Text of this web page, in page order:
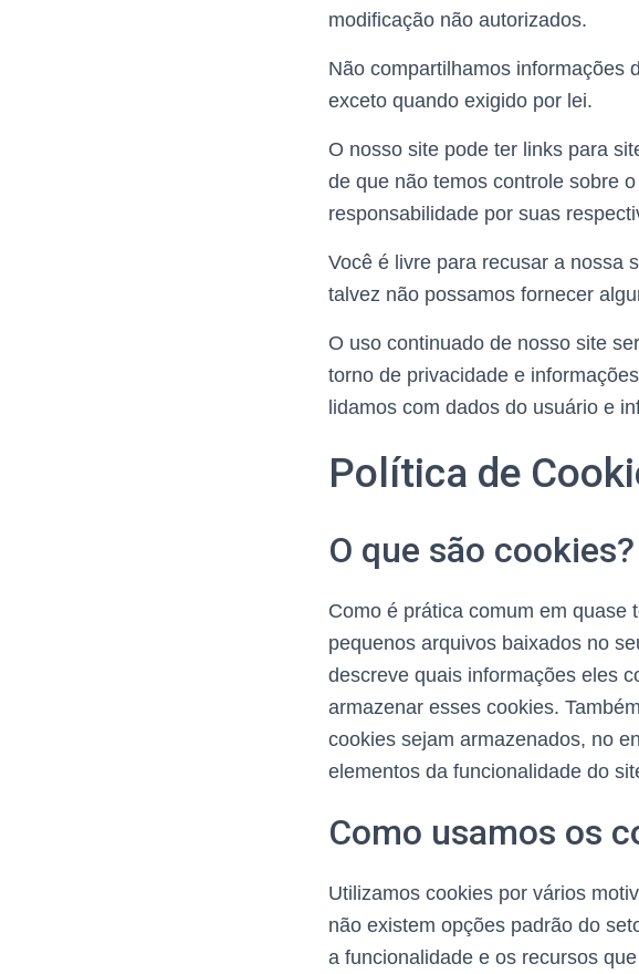
modificação não autorizados.
Não compartilhamos informações
exceto quando exigido por lei.
O nosso site pode ter links para
de que não temos controle sobre
responsabilidade por suas
Você é livre para recusar a nossa
talvez não possamos fornecer
O uso continuado de nosso site
torno de privacidade e
lidamos com dados do usuário e
Política de
O que são cookies?
Como é prática comum em quase
pequenos arquivos baixados no
descreve quais informações eles
armazenar esses cookies.
cookies sejam armazenados, no
elementos da funcionalidade do
Como usamos os
Utilizamos cookies por vários
não existem opções padrão do
a funcionalidade e os recursos